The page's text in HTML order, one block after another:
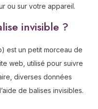
ou sur votre appareil.
invisible ?
est un petit morceau de
web, utilisé pour suivre
diverses données
de balises invisibles.